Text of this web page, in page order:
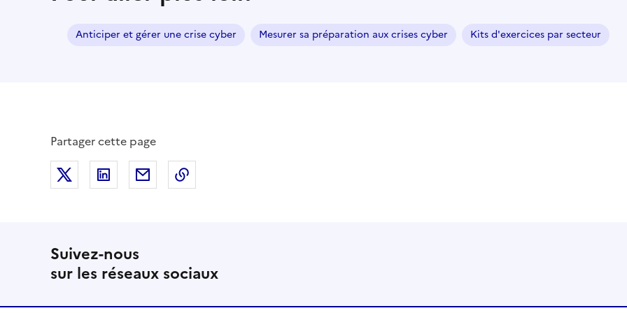
Anticiper et gérer une crise cyber Mesurer sa préparation aux crises cyber Kits d'exercices par secteur
Partager cette page
Partager sur X (anciennement Twitter)
Partager sur LinkedIn
Partager par email
Suivez-nous
sur les réseaux sociaux